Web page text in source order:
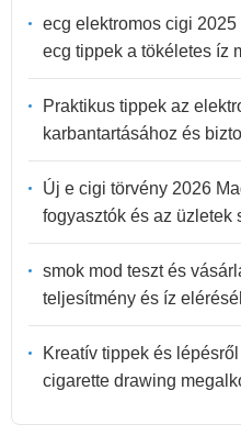
ecg elektromos cigi
ecg tippek a tökéletes íz
Praktikus tippek az
karbantartásához és
Új e cigi törvény 2026
fogyasztók és az üzletek
smok mod teszt és
teljesítmény és íz
Kreatív tippek és
cigarette drawing